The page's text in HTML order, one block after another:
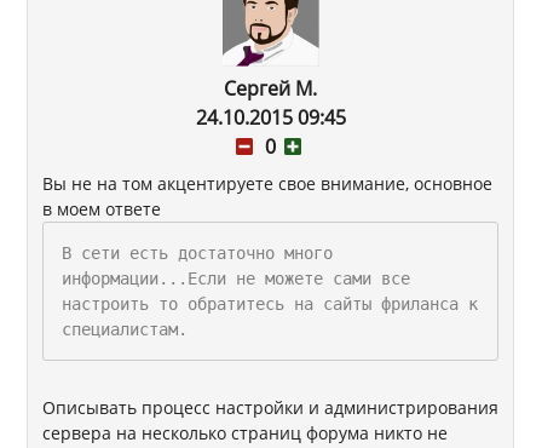
Сергей М.
24.10.2015 09:45
0
Вы не на том акцентируете свое внимание, основное
в моем ответе
В сети есть достаточно много
информации...Если не можете сами все
настроить то обратитесь на сайты фриланса к
специалистам.
Описывать процесс настройки и администрирования
сервера на несколько страниц форума никто не